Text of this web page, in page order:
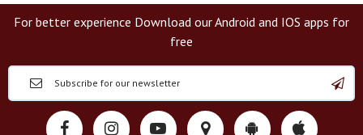
For better experience Download our Android and IOS apps for
free